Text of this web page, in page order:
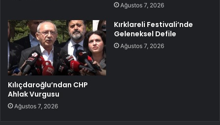
Ağustos 7, 2026
Kılıçdaroğlu’ndan CHP
Ahlak Vurgusu
Ağustos 7, 2026
Kırklareli Festivali’nde
Geleneksel Defile
Ağustos 7, 2026